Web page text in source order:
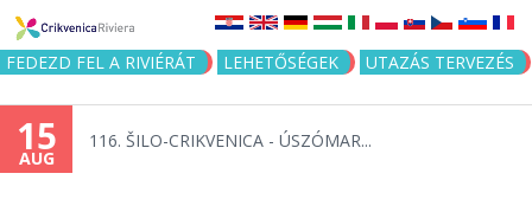
Jump to navigation
FEDEZD FEL A RIVIÉRÁT LEHETŐSÉGEK UTAZÁS TERVEZÉS
15
AUG
116. ŠILO-CRIKVENICA - ÚSZÓMAR...